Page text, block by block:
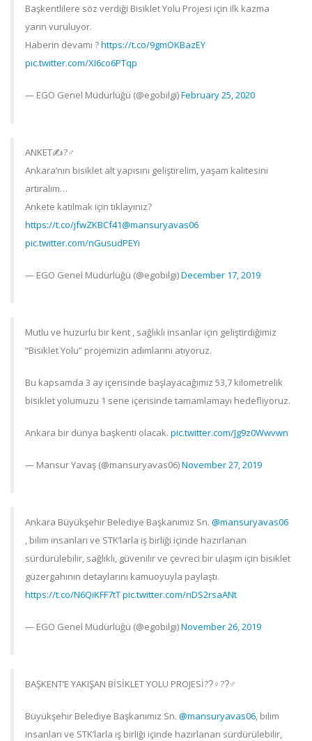
Başkentlilere söz verdiği Bisiklet Yolu Projesi için ilk kazma
yarın vuruluyor.
Haberin devamı ?https://t.co/9gmOKBazEY
pic.twitter.com/XI6co6PTqp
— EGO Genel Müdürlüğü (@egobilgi)February 25, 2020
ANKET✍️?‍♂️
Ankara’nın bisiklet alt yapısını geliştirelim, yaşam kalitesini
artıralım…
Ankete katılmak için tıklayınız?
https://t.co/jfwZKBCf41@mansuryavas06
pic.twitter.com/nGusudPEYi
— EGO Genel Müdürlüğü (@egobilgi)December 17, 2019
Mutlu ve huzurlu bir kent , sağlıklı insanlar için geliştirdiğimiz
“Bisiklet Yolu” projemizin adımlarını atıyoruz.
Bu kapsamda 3 ay içerisinde başlayacağımız 53,7 kilometrelik
bisiklet yolumuzu 1 sene içerisinde tamamlamayı hedefliyoruz.
Ankara bir dünya başkenti olacak. pic.twitter.com/Jg9z0Wwvwn
— Mansur Yavaş (@mansuryavas06)November 27, 2019
Ankara Büyükşehir Belediye Başkanımız Sn. @mansuryavas06
, bilim insanları ve STK’larla iş birliği içinde hazırlanan
sürdürülebilir, sağlıklı, güvenilir ve çevreci bir ulaşım için bisiklet
güzergahının detaylarını kamuoyuyla paylaştı.
https://t.co/N6QiKFF7tTpic.twitter.com/nDS2rsaANt
— EGO Genel Müdürlüğü (@egobilgi)November 26, 2019
BAŞKENT’E YAKIŞAN BİSİKLET YOLU PROJESİ??‍♀??‍♂
Büyükşehir Belediye Başkanımız Sn. @mansuryavas06, bilim
insanları ve STK’larla iş birliği içinde hazırlanan sürdürülebilir,